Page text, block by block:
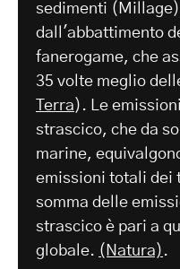
sedimenti
dall'abbattimento
fanerogame, che
35 volte meglio
Terra). Le
strascico, che da
marine,
emissioni totali dei
somma delle
strascico è pari a
globale. (Natura) .